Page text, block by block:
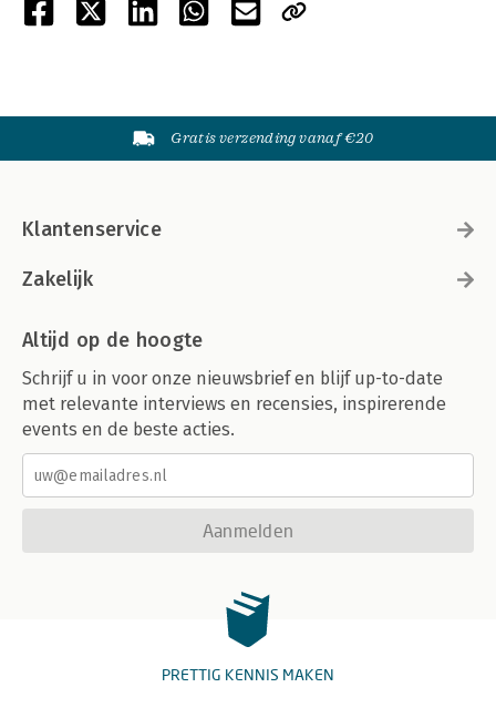
Gratis verzending vanaf €20
Klantenservice
Zakelijk
Altijd op de hoogte
Schrijf u in voor onze nieuwsbrief en blijf up-to-date
met relevante interviews en recensies, inspirerende
events en de beste acties.
Aanmelden
PRETTIG KENNIS MAKEN